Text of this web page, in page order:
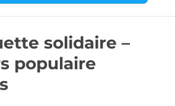
solidaire –
populaire